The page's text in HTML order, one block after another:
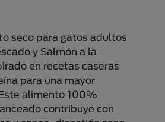
seco para gatos adultos
y Salmón a la
en recetas caseras
para una mayor
alimento 100%
contribuye con